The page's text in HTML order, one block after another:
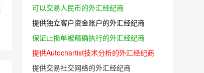
可以交易人民币的外汇经纪商
提供独立客户资金账户的外汇经纪商
保证止损单被精确执行的外汇经纪商
提供Autochartist技术分析的外汇经纪商
提供交易社交网络的外汇经纪商